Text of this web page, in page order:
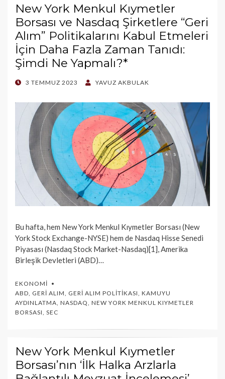
New York Menkul Kıymetler
Borsası ve Nasdaq Şirketlere “Geri
Alım” Politikalarını Kabul Etmeleri
İçin Daha Fazla Zaman Tanıdı:
Şimdi Ne Yapmalı?*
POSTED
3 TEMMUZ 2023 YAVUZ AKBULAK
Bu hafta, hem New York Menkul Kıymetler Borsası (New
York Stock Exchange-NYSE) hem de Nasdaq Hisse Senedi
Piyasası (Nasdaq Stock Market-Nasdaq)[1], Amerika
Birleşik Devletleri (ABD)…
EKONOMI
ABD GERI ALIM GERI ALIM POLITIKASI KAMUYU
AYDINLATMA NASDAQ NEW YORK MENKUL KIYMETLER
BORSASI SEC
New York Menkul Kıymetler
Borsası’nın ‘İlk Halka Arzlarla